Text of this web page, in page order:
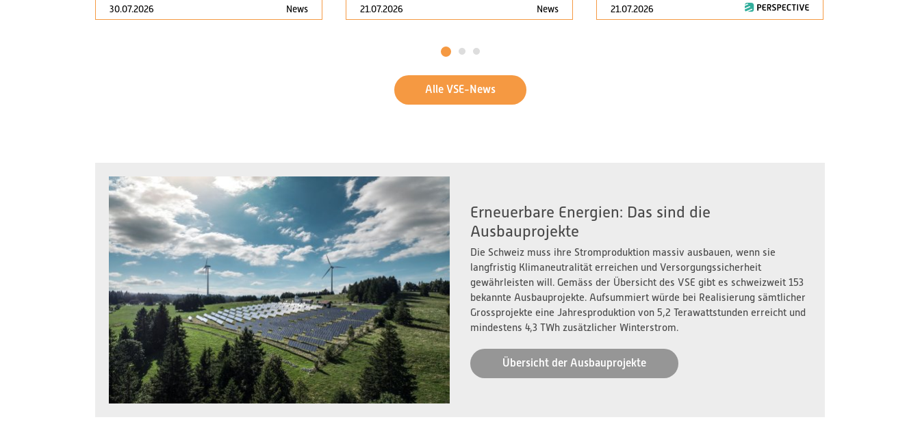
30.07.2026 News 21.07.2026 News 21.07.2026
1 2 3
Alle VSE-News
Erneuerbare Energien: Das sind die
Ausbauprojekte
Die Schweiz muss ihre Stromproduktion massiv ausbauen, wenn sie
langfristig Klimaneutralität erreichen und Versorgungssicherheit
gewährleisten will. Gemäss der Übersicht des VSE gibt es schweizweit 153
bekannte Ausbauprojekte. Aufsummiert würde bei Realisierung sämtlicher
Grossprojekte eine Jahresproduktion von 5,2 Terawattstunden erreicht und
mindestens 4,3 TWh zusätzlicher Winterstrom.
Übersicht der Ausbauprojekte